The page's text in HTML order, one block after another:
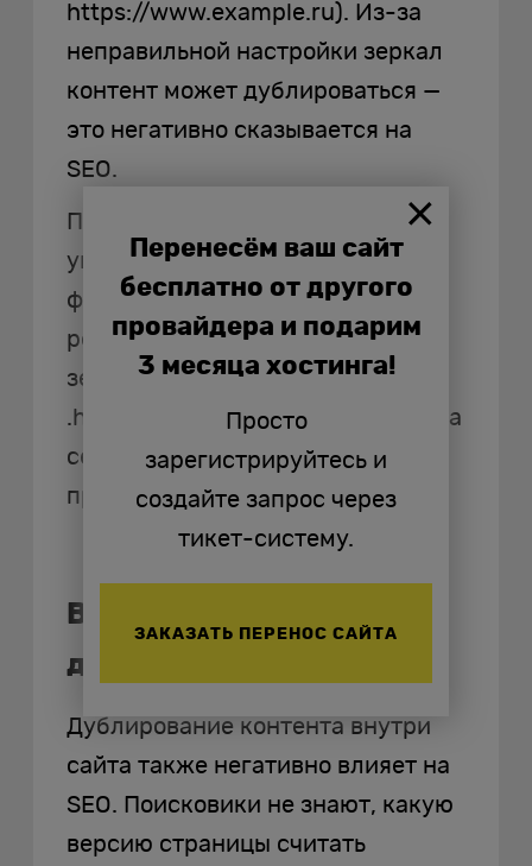
https://www.example.ru). Из-за
неправильной настройки зеркал
контент может дублироваться —
это негативно сказывается на
SEO.
Проверьте, что основное зеркало
указано в настройках хостинга и
файле robots.txt. Настройте 301-
редирект со всех остальных
зеркал на основное в файле
.htaccess или непосредственно на
сервере — так вы избежите
проблем с индексацией сайта.
Выявление внутренних
дублей
Дублирование контента внутри
сайта также негативно влияет на
SEO. Поисковики не знают, какую
версию страницы считать
Перенесём ваш сайт
бесплатно от другого
провайдера и подарим
3 месяца хостинга!
Просто
зарегистрируйтесь и
создайте запрос через
тикет-систему.
ЗАКАЗАТЬ ПЕРЕНОС САЙТА